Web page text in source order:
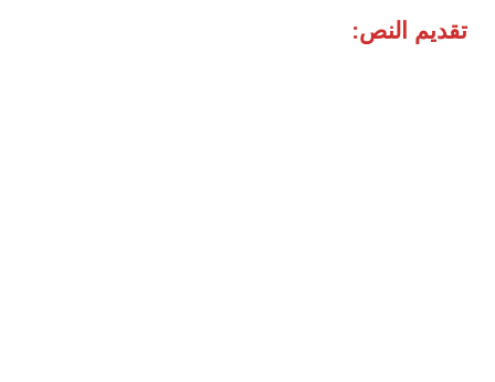
تقديم النص: